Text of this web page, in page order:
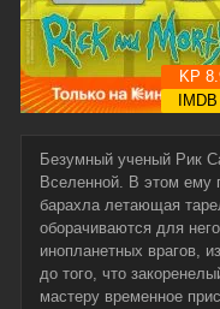
KP
Безумный ученый Рик
Вселенной. В этом ему
барахла летающая
оборачиваются для
инопланетных врагов,
до того, что
мастеру временное